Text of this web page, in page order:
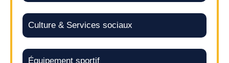
Culture & Services sociaux
Équipement sportif